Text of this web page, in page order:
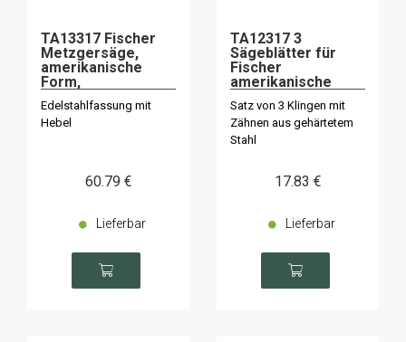
TA13317 Fischer
Metzgersäge,
amerikanische
Form,
Edelstahlständer
45 cm
Edelstahlfassung mit
Hebel
60.79 €
Lieferbar
TA12317 3
Sägeblätter für
Fischer
amerikanische
Metzgersäge 45
cm
Satz von 3 Klingen mit
Zähnen aus gehärtetem
Stahl
17.83 €
Lieferbar